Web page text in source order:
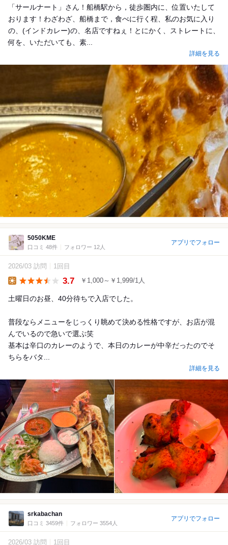
「サールナート」さん！船橋駅から，徒歩圏内に、位置いたして
おります！わざわざ、船橋まで，食べに行く程、私のお気に入り
の、(インドカレー)の、名店ですねぇ！とにかく、ストレートに、
何を、いただいても、素...
詳細を見る
5050KME
口コミ 48件 フォロワー 12人
アプリでフォロー
2026/03 訪問 1回目
3.7 ￥1,000～￥1,999/1人
土曜日のお昼、40分待ちで入店でした。
普段ならメニューをじっくり眺めて決める性格ですが、お店が混
んでいるので急いで選ぶ笑
基本は辛口のカレーのようで、本日のカレーが中辛だったのでそ
ちらをバタ...
詳細を見る
srkabachan
口コミ 3459件 フォロワー 3554人
アプリでフォロー
2026/03 訪問 1回目